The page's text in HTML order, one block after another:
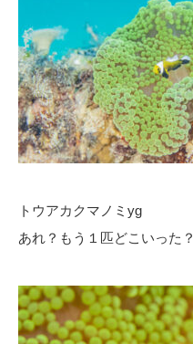
トウアカクマノミyg
あれ？もう１匹どこいった？